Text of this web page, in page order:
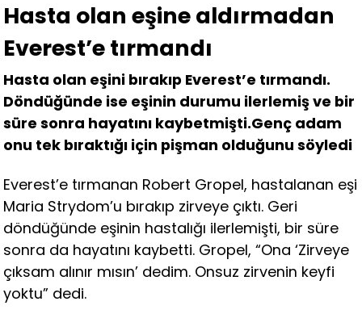
Hasta olan eşine aldırmadan
Everest’e tırmandı
Hasta olan eşini bırakıp Everest’e tırmandı.
Döndüğünde ise eşinin durumu ilerlemiş ve bir
süre sonra hayatını kaybetmişti.Genç adam
onu tek bıraktığı için pişman olduğunu söyledi
Everest’e tırmanan Robert Gropel, hastalanan eşi
Maria Strydom’u bırakıp zirveye çıktı. Geri
döndüğünde eşinin hastalığı ilerlemişti, bir süre
sonra da hayatını kaybetti. Gropel, “Ona ‘Zirveye
çıksam alınır mısın’ dedim. Onsuz zirvenin keyfi
yoktu” dedi.